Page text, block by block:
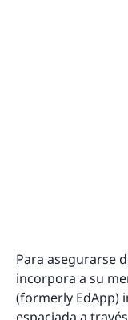
Para asegurarse
incorpora a su
(formerly EdApp)